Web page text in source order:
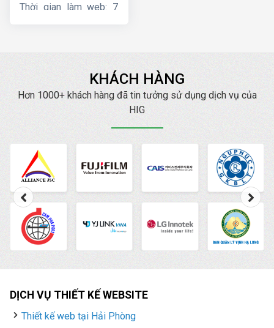
Thời gian làm web: 7
KHÁCH HÀNG
Hơn 1000+ khách hàng đã tin tưởng sử dụng dịch vụ của
HIG
DỊCH VỤ THIẾT KẾ WEBSITE
Thiết kế web tại Hải Phòng